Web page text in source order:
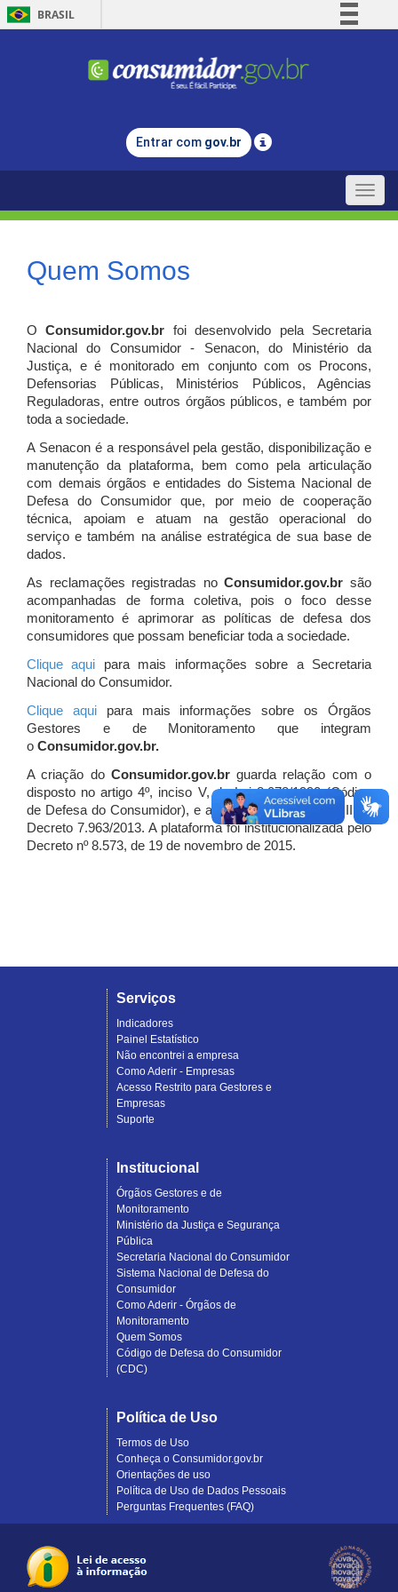
BRASIL
Comunica BR
Legislação
Entrar com gov.br
Toggle
Quem Somos
OConsumidor.gov.br
foi desenvolvido pela Secretaria
Nacional do Consumidor - Senacon, do Ministério da
Justiça, e é monitorado em conjunto com os Procons,
Defensorias Públicas, Ministérios Públicos, Agências
Reguladoras, entre outros órgãos públicos, e também por
toda a sociedade.
A Senacon é a responsável pela gestão, disponibilização e
manutenção da plataforma, bem como pela articulação
com demais órgãos e entidades do Sistema Nacional de
Defesa do Consumidor que, por meio de cooperação
técnica, apoiam e atuam na gestão operacional do
serviço e também na análise estratégica de sua base de
dados.
As reclamações registradas noConsumidor.gov.br são
acompanhadas de forma coletiva, pois o foco desse
monitoramento é aprimorar as políticas de defesa dos
consumidores que possam beneficiar toda a sociedade.
Clique aqui para mais informações sobre a Secretaria
Nacional do Consumidor.
Clique aquipara mais informações sobre os Órgãos
Gestores e de Monitoramento que integram
o Consumidor.gov.br.
A criação do Consumidor.gov.brguarda relação com o
disposto no artigo 4º, inciso V, da Lei 8.078/1990 (Código
de Defesa do Consumidor), e artigo 7º, incisos I, II e III do
Decreto 7.963/2013. A plataforma foi institucionalizada pelo
Decreto nº 8.573, de 19 de novembro de 2015.
Serviços
Indicadores
Painel Estatístico
Não encontrei a empresa
Como Aderir - Empresas
Acesso Restrito para Gestores e
Empresas
Suporte
Institucional
Órgãos Gestores e de
Monitoramento
Ministério da Justiça e Segurança
Pública
Secretaria Nacional do Consumidor
Sistema Nacional de Defesa do
Consumidor
Como Aderir - Órgãos de
Monitoramento
Quem Somos
Código de Defesa do Consumidor
(CDC)
Política de Uso
Termos de Uso
Conheça o Consumidor.gov.br
Orientações de uso
Política de Uso de Dados Pessoais
Perguntas Frequentes (FAQ)